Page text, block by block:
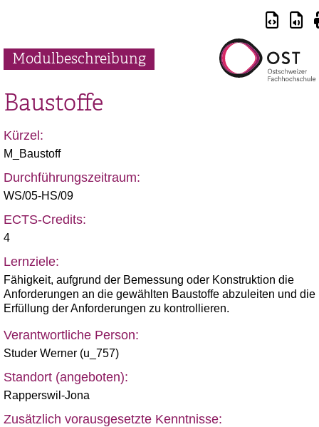
Modulbeschreibung
Baustoffe
Kürzel:
M_Baustoff
Durchführungszeitraum:
WS/05-HS/09
ECTS-Credits:
4
Lernziele:
Fähigkeit, aufgrund der Bemessung oder Konstruktion die
Anforderungen an die gewählten Baustoffe abzuleiten und die
Erfüllung der Anforderungen zu kontrollieren.
Verantwortliche Person:
Studer Werner (u_757)
Standort (angeboten):
Rapperswil-Jona
Zusätzlich vorausgesetzte Kenntnisse: